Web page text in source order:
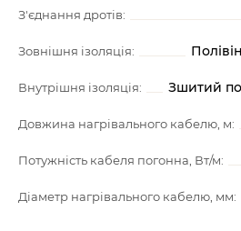
З'єднання дротів:
Зовнішня ізоляція:
Внутрішня ізоляція: Зшитий
Довжина нагрівального кабелю, м:
Потужність кабеля погонна, Вт/м:
Діаметр нагрівального кабелю, мм: